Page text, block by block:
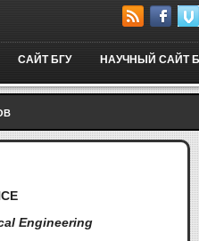
САЙТ БГУ НАУЧНЫЙ САЙТ
Engineering